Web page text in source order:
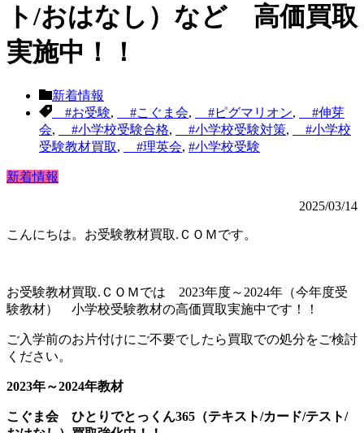
ト/おはなし）など 高価買取
実施中！！
新着情報
#お受験, #こぐま会, #ピグマリオン,
#伸芽
会, #小学校受験合格, #小学校受験対策,
#小学校
受験教材買取, #理英会, #小学校受験
新着情報
2025/03/14
こんにちは。お受験教材買取.ＣＯＭです。
お受験教材買取.ＣＯＭでは 2023年度～2024年（今年度受
験教材） 小学校受験教材の高価買取実施中です！！
ご入学前のお片付けにご不要でしたら買取での処分をご検討
ください。
2023年～2024年教材
こぐま会 ひとりでとっくん365（テキスト/カード/テスト/